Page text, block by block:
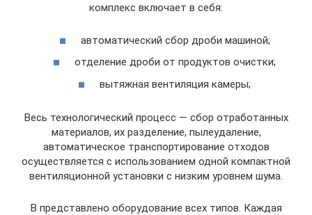
комплекс включает в себя:
автоматический сбор дроби машиной;
отделение дроби от продуктов очистки;
вытяжная вентиляция камеры;
Весь технологический процесс — сбор отработанных
материалов, их разделение, пылеудаление,
автоматическое транспортирование отходов
осуществляется с использованием одной компактной
вентиляционной установки с низким уровнем шума.
В представлено оборудование всех типов. Каждая